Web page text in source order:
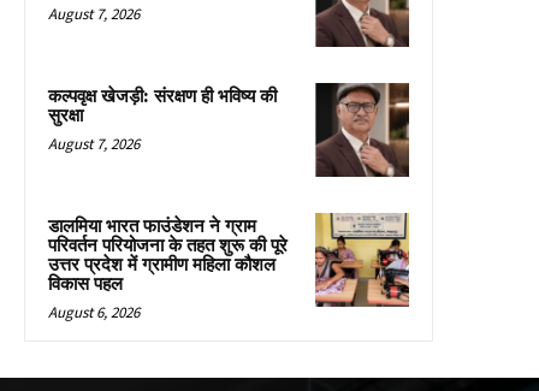
August 7, 2026
कल्पवृक्ष खेजड़ी: संरक्षण ही भविष्य की
सुरक्षा
August 7, 2026
डालमिया भारत फाउंडेशन ने ग्राम
परिवर्तन परियोजना के तहत शुरू की पूरे
उत्तर प्रदेश में ग्रामीण महिला कौशल
विकास पहल
August 6, 2026